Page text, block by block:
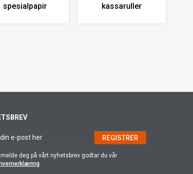
spesialpapir
kassaruller
REGISTRER
deg på vårt nyhetsbrev godtar du vår